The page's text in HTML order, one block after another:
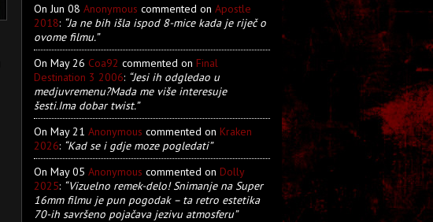
On Jun 08 Anonymous commented on Apostle
2018: “Ja ne bih išla ispod 8-mice kada je riječ o
ovome filmu.”
On May 26 Coa92 commented on Final
Destination 3 2006: “Jesi ih odgledao u
medjuvremenu?Mada me više interesuje
šesti.Ima dobar twist.”
On May 21 Anonymous commented on Kraken
2026: “Kad se i gdje moze pogledati”
On May 05 Anonymous commented on Dolly
2025: “Vizuelno remek-delo! Snimanje na Super
16mm filmu je pun pogodak – ta retro estetika
70-ih savršeno pojačava jezivu atmosferu”